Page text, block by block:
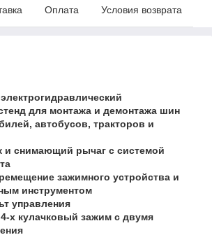
Оплата Условия возврата
для монтажа и демонтажа шин
автобусов, тракторов и
и снимающий рычаг с системой
зажимного устройства и
инструментом
управления
х кулачковый зажим с двумя